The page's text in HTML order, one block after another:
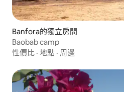
Banfora的獨立房間
Baobab camp
性價比 · 地點 · 周邊